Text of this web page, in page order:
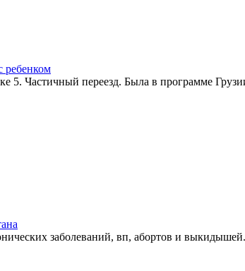
ребенком
5. Частичный переезд. Была в программе
заболеваний, вп, абортов и